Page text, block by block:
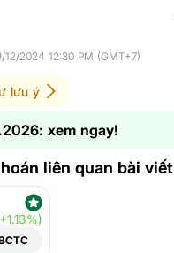
2024 12:30 PM (GMT+7)
lưu ý
xem ngay!
liên quan bài viết